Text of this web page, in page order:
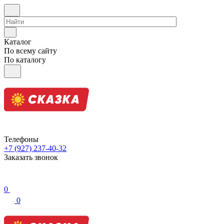
Каталог
По всему сайту
По каталогу
Телефоны
+7 (927) 237-40-32
Заказать звонок
0
0